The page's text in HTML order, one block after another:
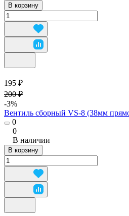
В корзину
195 ₽
200 ₽
-3%
Вентиль сборный VS-8 (38мм
0
0
В наличии
В корзину